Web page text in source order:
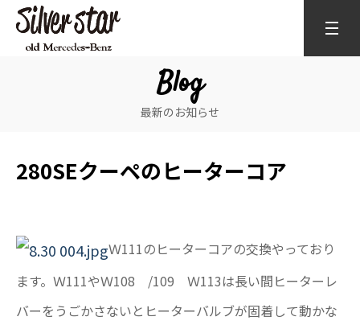
Blog
最新のお知らせ
280SEクーペのヒーターコア
Ｗ111のヒーターコアの交換やっており
ます。Ｗ111やＷ108 /109 Ｗ113は長い間ヒーターレ
バーをうごかさないとヒーターバルブが固着して動かな